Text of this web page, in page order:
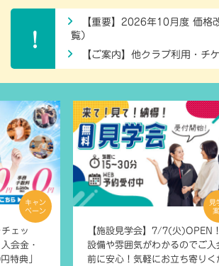
【重要】2026年10月度 価格
覧）
【ご案内】他クラブ利用・チ
キャン
ペーン
ェッ
会金・
特典」
見
【施設見学会】7/7(火)OPEN！
設備や雰囲気がわかるのでご入
前に安心！気軽にお立ち寄りく